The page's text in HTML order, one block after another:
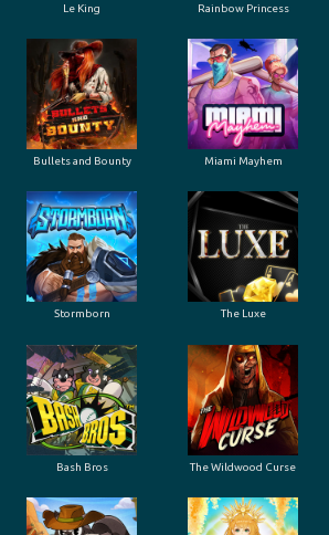
Le King Rainbow Princess
Bullets and Bounty Miami Mayhem
Stormborn The Luxe
Bash Bros The Wildwood Curse